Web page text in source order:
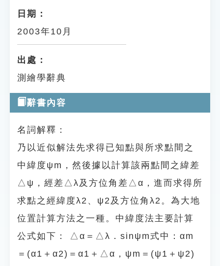
教學應用
貓頭鷹博士
日期：
2003年10月
出處：
測繪學辭典
辭書內容
名詞解釋：
乃以近似解法先求得已知點與所求點間之
中緯度ψm，然後據以計算該兩點間之緯差
△ψ，經差△λ及方位角差△α，進而求得所
求點之經緯度λ2、ψ2及方位角λ2。為大地
位置計算方法之一種。中緯度法主要計算
公式如下： △α＝△λ．sinψm式中：αm
＝(α1＋α2)＝α1＋△α，ψm＝(ψ1＋ψ2)